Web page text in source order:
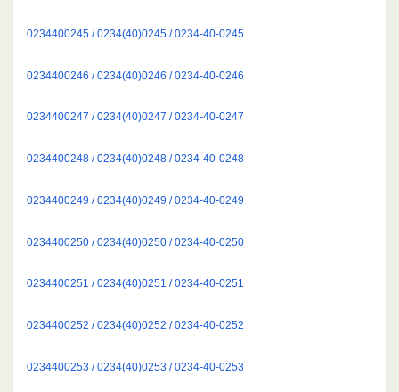
0234400245 / 0234(40)0245 / 0234-40-0245
0234400246 / 0234(40)0246 / 0234-40-0246
0234400247 / 0234(40)0247 / 0234-40-0247
0234400248 / 0234(40)0248 / 0234-40-0248
0234400249 / 0234(40)0249 / 0234-40-0249
0234400250 / 0234(40)0250 / 0234-40-0250
0234400251 / 0234(40)0251 / 0234-40-0251
0234400252 / 0234(40)0252 / 0234-40-0252
0234400253 / 0234(40)0253 / 0234-40-0253